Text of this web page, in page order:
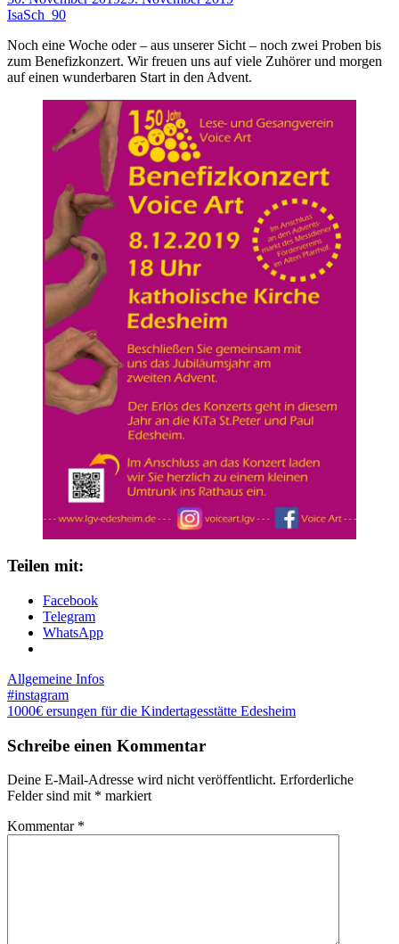
IsaSch_90
Noch eine Woche oder – aus unserer Sicht – noch zwei Proben bis
zum Benefizkonzert. Wir freuen uns auf viele Zuhörer und morgen
auf einen wunderbaren Start in den Advent.
Teilen mit:
Facebook
Telegram
WhatsApp
Allgemeine Infos
Beitragsnavigation
#instagram
1000€ ersungen für die Kindertagesstätte Edesheim
Schreibe einen Kommentar
Deine E-Mail-Adresse wird nicht veröffentlicht. Erforderliche
Felder sind mit * markiert
Kommentar *